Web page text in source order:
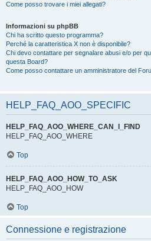
Come posso trovare i miei allegati?
Informazioni su phpBB
Chi ha scritto questo programma?
Perché la caratteristica X non è disponibile?
Chi devo contattare per segnalare abusi e/o per
questa Board?
Come posso contattare un amministratore del
HELP_FAQ_AOO_SPECIFIC
HELP_FAQ_AOO_WHERE_CAN_I_FIND
HELP_FAQ_AOO_WHERE
Top
HELP_FAQ_AOO_HOW_TO_ASK
HELP_FAQ_AOO_HOW
Top
Connessione e registrazione